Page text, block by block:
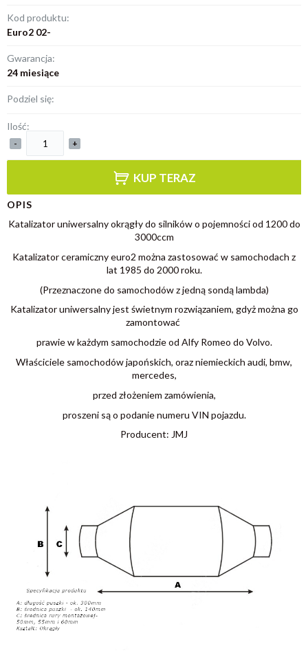
Kod produktu:
Euro2 02-
Gwarancja:
24 miesiące
Podziel się:
Ilość:
- +
KUP TERAZ
OPIS
Katalizator uniwersalny okrągły do silników o pojemności od 1200 do
3000ccm
Katalizator ceramiczny euro2 można zastosować w samochodach z
lat 1985 do 2000 roku.
(Przeznaczone do samochodów z jedną sondą lambda)
Katalizator uniwersalny jest świetnym rozwiązaniem, gdyż można go
zamontować
prawie w każdym samochodzie od Alfy Romeo do Volvo.
Właściciele samochodów japońskich, oraz niemieckich audi, bmw,
mercedes,
przed złożeniem zamówienia,
proszeni są o podanie numeru VIN pojazdu.
Producent: JMJ